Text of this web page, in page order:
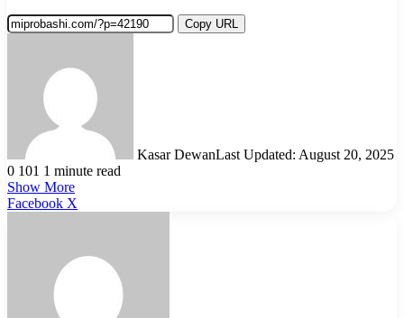
Copy URL
Kasar DewanLast Updated: August 20, 2025
0 101 1 minute read
Show More
Facebook X